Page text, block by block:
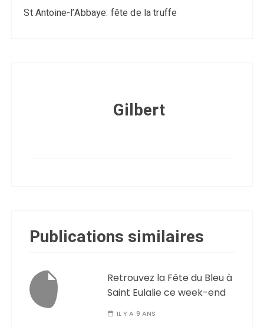
St Antoine-l’Abbaye: fête de la truffe
Gilbert
Publications similaires
Retrouvez la Fête du Bleu à
Saint Eulalie ce week-end
IL Y A 9 ANS